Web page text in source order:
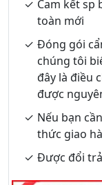
Cam kết sp
toàn mới
Đóng gói
chúng tôi
đây là điều
được
Nếu bạn
thức giao
Được đổi